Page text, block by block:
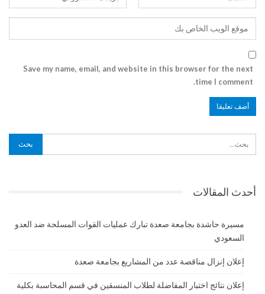
Save my name, email, and website in this browser for the next
time I comment.
أحدث المقالات
مسيرة حاشدة بجامعة صعدة تبارك عمليات القوات المسلحة ضد العدو
السعودي
إعلان إنزال مناقصة عدد من المشاريع بجامعة صعدة
إعلان نتائج اختبار المفاضلة لطلاب المنسقين في قسم المحاسبة بكلية